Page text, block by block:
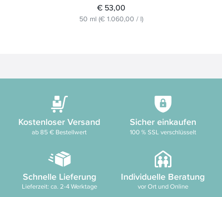
€ 53,00
50 ml (€ 1.060,00 / l)
Kostenloser Versand
ab 85 € Bestellwert
Sicher einkaufen
100 % SSL verschlüsselt
Schnelle Lieferung
Lieferzeit: ca. 2-4 Werktage
Individuelle Beratung
vor Ort und Online